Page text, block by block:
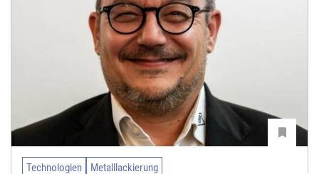
Technologien Metalllackierung